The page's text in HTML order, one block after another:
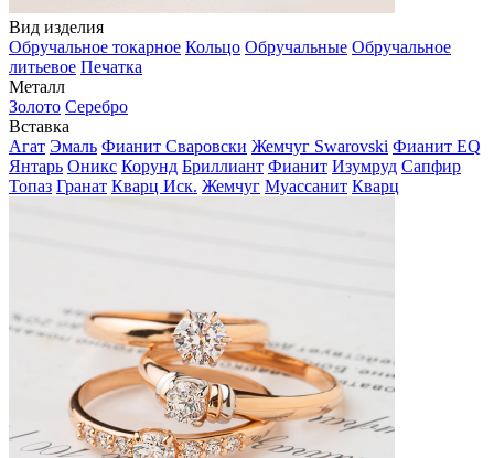
Вид изделия
Обручальное токарное Кольцо Обручальные Обручальное
литьевое Печатка
Металл
Золото Серебро
Вставка
Агат Эмаль Фианит Сваровски Жемчуг Swarovski Фианит EQ
Янтарь Оникс Корунд Бриллиант Фианит Изумруд Сапфир
Топаз Гранат Кварц Иск. Жемчуг Муассанит Кварц